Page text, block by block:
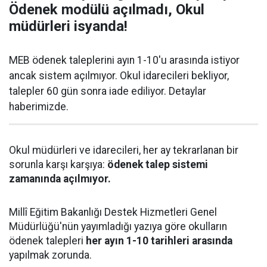
Ödenek modülü açılmadı, Okul
müdürleri isyanda!
MEB ödenek taleplerini ayın 1-10'u arasında istiyor
ancak sistem açılmıyor. Okul idarecileri bekliyor,
talepler 60 gün sonra iade ediliyor. Detaylar
haberimizde.
Okul müdürleri ve idarecileri, her ay tekrarlanan bir
sorunla karşı karşıya: ödenek talep sistemi
zamanında açılmıyor.
Millî Eğitim Bakanlığı Destek Hizmetleri Genel
Müdürlüğü'nün yayımladığı yazıya göre okulların
ödenek talepleri her ayın 1-10 tarihleri arasında
yapılmak zorunda.